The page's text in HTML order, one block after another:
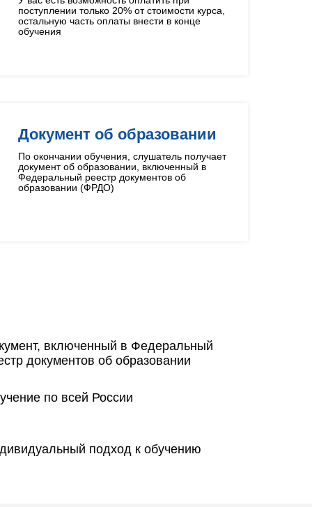
поступлении только 20% от стоимости курса,
остальную часть оплаты внести в конце
обучения
Документ об образовании
По окончании обучения, слушатель получает
документ об образовании, включенный в
Федеральный реестр документов об
образовании (ФРДО)
включенный в Федеральный
документов об образовании
по всей России
подход к обучению